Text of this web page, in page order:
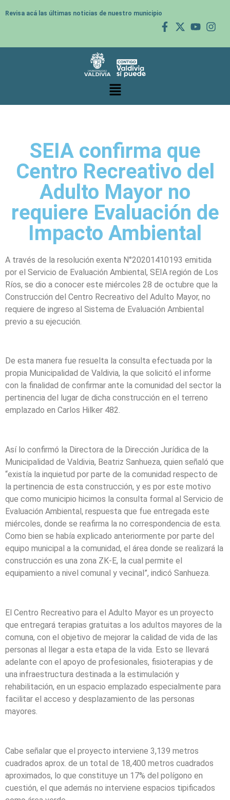
Revisa acá las últimas noticias de nuestro municipio
SEIA confirma que
Centro Recreativo del
Adulto Mayor no
requiere Evaluación de
Impacto Ambiental
A través de la resolución exenta N°20201410193 emitida
por el Servicio de Evaluación Ambiental, SEIA región de Los
Ríos, se dio a conocer este miércoles 28 de octubre que la
Construcción del Centro Recreativo del Adulto Mayor, no
requiere de ingreso al Sistema de Evaluación Ambiental
previo a su ejecución.
De esta manera fue resuelta la consulta efectuada por la
propia Municipalidad de Valdivia, la que solicitó el informe
con la finalidad de confirmar ante la comunidad del sector la
pertinencia del lugar de dicha construcción en el terreno
emplazado en Carlos Hilker 482.
Así lo confirmó la Directora de la Dirección Jurídica de la
Municipalidad de Valdivia, Beatriz Sanhueza, quien señaló que
“existía la inquietud por parte de la comunidad respecto de
la pertinencia de esta construcción, y es por este motivo
que como municipio hicimos la consulta formal al Servicio de
Evaluación Ambiental, respuesta que fue entregada este
miércoles, donde se reafirma la no correspondencia de esta.
Como bien se había explicado anteriormente por parte del
equipo municipal a la comunidad, el área donde se realizará la
construcción es una zona ZK-E, la cual permite el
equipamiento a nivel comunal y vecinal”, indicó Sanhueza.
El Centro Recreativo para el Adulto Mayor es un proyecto
que entregará terapias gratuitas a los adultos mayores de la
comuna, con el objetivo de mejorar la calidad de vida de las
personas al llegar a esta etapa de la vida. Esto se llevará
adelante con el apoyo de profesionales, fisioterapias y de
una infraestructura destinada a la estimulación y
rehabilitación, en un espacio emplazado especialmente para
facilitar el acceso y desplazamiento de las personas
mayores.
Cabe señalar que el proyecto interviene 3,139 metros
cuadrados aprox. de un total de 18,400 metros cuadrados
aproximados, lo que constituye un 17% del polígono en
cuestión, el que además no interviene espacios tipificados